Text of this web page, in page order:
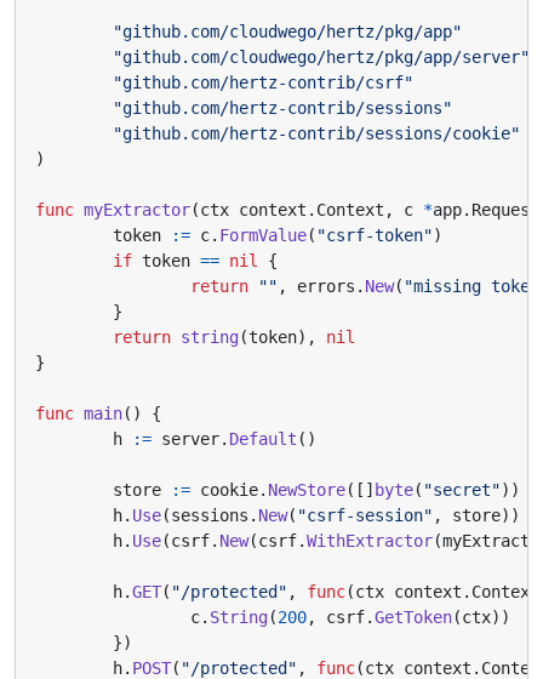
"github.com/cloudwego/hertz/pkg/app"
"github.com/cloudwego/hertz/pkg/app/server"
"github.com/hertz-contrib/csrf"
"github.com/hertz-contrib/sessions"
"github.com/hertz-contrib/sessions/cookie"
)
func myExtractor(ctx context . Context , c *app.
token
:= c. FormValue( "csrf-token")
if token == nil
{
return
"" , errors . New( "missing
}
return string(token),
nil
}
func main()
{
h
:= server. Default ()
store := cookie. NewStore([] byte( "secret"))
h. Use(sessions . New( "csrf-session" , store))
h. Use(csrf. New(csrf.WithExtractor(
h.GET( "/protected" , func(ctx context . Context
c. String(200, csrf.GetToken(ctx))
})
h. POST( "/protected" , func(ctx context .